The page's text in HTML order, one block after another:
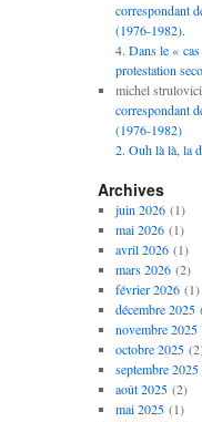
correspondant
(1976-1982).
4. Dans le «
protestation
michel strulovici
correspondant
(1976-1982)
2. Ouh là là, la
Archives
juin 2026(1)
mai 2026(1)
avril 2026(1)
mars 2026(2)
février 2026(1)
décembre 2025
novembre 2025
octobre 2025
septembre 2025
août 2025(2)
mai 2025(1)